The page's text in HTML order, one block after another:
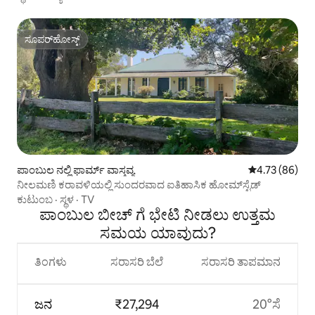
ಸೂಪರ್‌ಹೋಸ್ಟ್
ಸೂಪರ್‌ಹೋಸ್ಟ್
ಪಾಂಬುಲ ನಲ್ಲಿ ಫಾರ್ಮ್ ವಾಸ್ತವ್ಯ 5 ರಲ್ಲಿ 4.73
4.73 (86)
ನೀಲಮಣಿ ಕರಾವಳಿಯಲ್ಲಿ ಸುಂದರವಾದ ಐತಿಹಾಸಿಕ ಹೋಮ್‌ಸ್ಟೆಡ್
ಕುಟುಂಬ · ಸ್ಥಳ · TV
ಪಾಂಬುಲ ಬೀಚ್ ಗೆ ಭೇಟಿ ನೀಡಲು ಉತ್ತಮ
ಸಮಯ ಯಾವುದು?
ತಿಂಗಳು
ಜನ
ಸರಾಸರಿ ಬೆಲೆ
₹27,294
ಸರಾಸರಿ ತಾಪಮಾನ
20°ಸೆ